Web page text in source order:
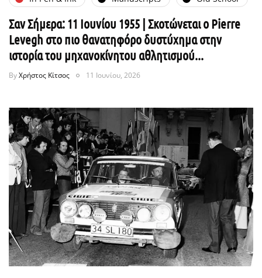
Σαν Σήμερα: 11 Ιουνίου 1955 | Σκοτώνεται ο Pierre
Levegh στο πιο θανατηφόρο δυστύχημα στην
ιστορία του μηχανοκίνητου αθλητισμού...
ByΧρήστος Κίτσος 11 Ιουνίου, 2026